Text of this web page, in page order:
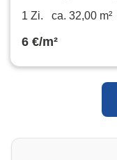
mit
1 Zi. ca. 32,00 m²
6 €/m²